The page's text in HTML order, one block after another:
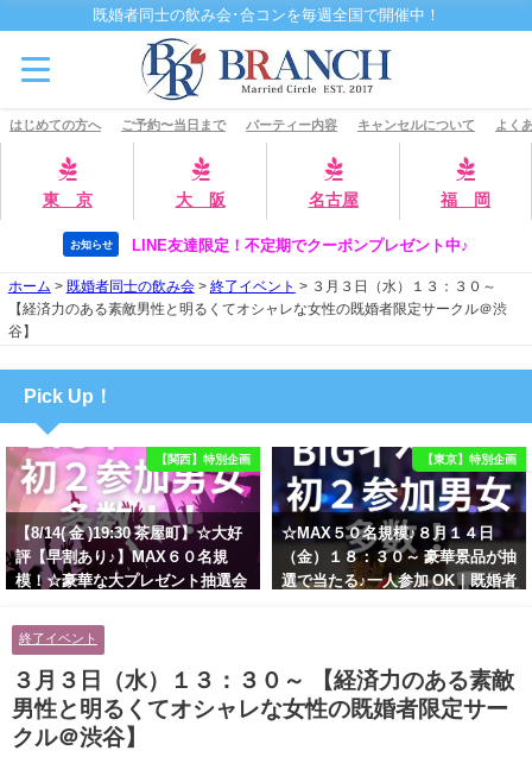
既婚者同士の飲み会･合コンを毎週全国で開催中！
はじめての方へ ご予約〜当日まで パーティー内容 キャンセルについて よく
東 京 大 阪 名古屋 福 岡
お知らせ LINE友達限定！不定期でクーポンプレゼント中♪
ホーム > 既婚者同士の飲み会> 終了イベント > ３月３日（水）１３：３０～
【経済力のある素敵男性と明るくてオシャレな女性の既婚者限定サークル＠渋
谷】
Pick Up！
【関西】特別企画
【8/14( 金 )19:30 茶屋町】☆大好
評【早割あり♪】MAX６０名規
模！☆豪華な大プレゼント抽選会
男性とオシャレ好きで落ち着いた
大人女性の既婚者限定ビッグパー
ティー♪＠茶屋町】
【東京】特別企画
☆MAX５０名規模♪８月１４日
（金）１８：３０～ 豪華景品が抽
選で当たる♪一人参加 OK｜既婚者
女性の既婚者限定ビッグパーティ
ー♪＠池袋】
終了イベント
３月３日（水）１３：３０～ 【経済力のある素敵
男性と明るくてオシャレな女性の既婚者限定サー
クル＠渋谷】